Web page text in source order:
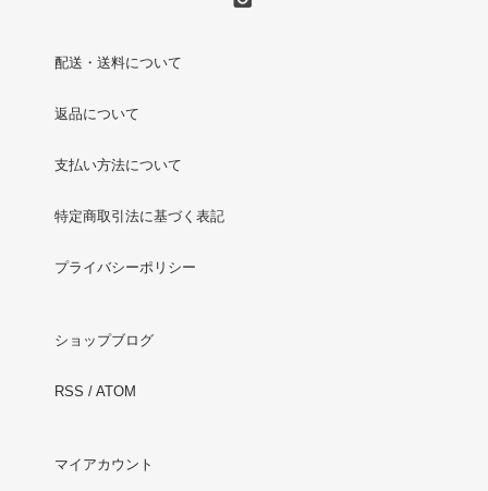
配送・送料について
返品について
支払い方法について
特定商取引法に基づく表記
プライバシーポリシー
ショップブログ
RSS / ATOM
マイアカウント